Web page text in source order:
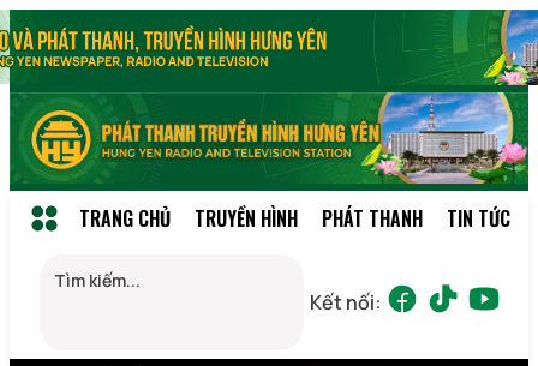
TRANG CHỦ TRUYỀN HÌNH PHÁT THANH TIN TỨC
Kết nối: